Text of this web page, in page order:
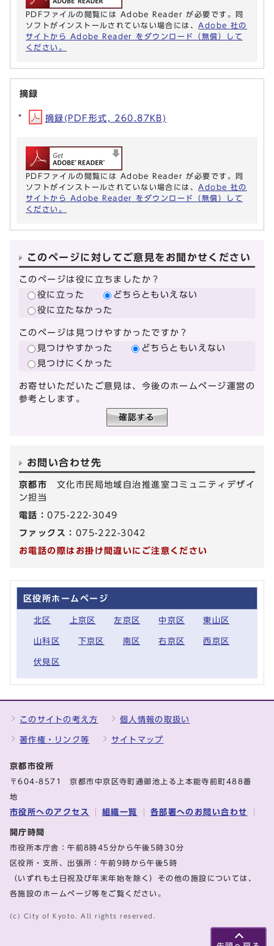
PDFファイルの閲覧には Adobe Reader が必要です。同
ソフトがインストールされていない場合には、 Adobe 社の
サイトから Adobe Reader をダウンロード（無償）して
ください。
摘録
摘録(PDF形式, 260.87KB)
PDFファイルの閲覧には Adobe Reader が必要です。同
ソフトがインストールされていない場合には、 Adobe 社の
サイトから Adobe Reader をダウンロード（無償）して
ください。
このページに対してご意見をお聞かせください
このページは役に立ちましたか？
役に立った
どちらともいえない
役に立たなかった
このページは見つけやすかったですか？
見つけやすかった
どちらともいえない
見つけにくかった
お寄せいただいたご意見は、今後のホームページ運営の
参考とします。
お問い合わせ先
京都市 文化市民局地域自治推進室コミュニティデザイ
ン担当
電話：075-222-3049
ファックス： 075-222-3042
お電話の際はお掛け間違いにご注意ください
区役所ホームページ
北区 上京区 左京区 中京区 東山区
山科区 下京区 南区 右京区 西京区
伏見区
このサイトの考え方 個人情報の取扱い
著作権・リンク等 サイトマップ
京都市役所
〒604-8571 京都市中京区寺町通御池上る上本能寺前町488番
地
市役所へのアクセス 組織一覧 各部署へのお問い合わせ
開庁時間
市役所本庁舎：午前8時45分から午後5時30分
区役所・支所、出張所：午前9時から午後5時
（いずれも土日祝及び年末年始を除く）その他の施設については、
各施設のホームページ等をご覧ください。
(c) City of Kyoto. All rights reserved.